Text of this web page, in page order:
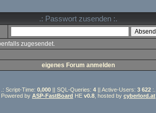
.: Passwort zusenden :.
zugesendet.
eigenes Forum anmelden
.: Script-Time: 0,000 || SQL-Queries: 4 || Active-Users: 3 622 :.
Powered by ASP-FastBoard HE v0.8 , hosted by cyberlord.at